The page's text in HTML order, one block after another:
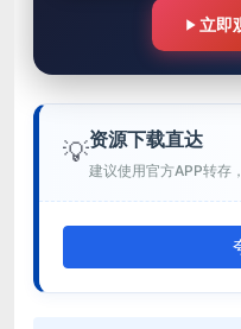
立即
💡资源下载直达
建议使用官方APP转存